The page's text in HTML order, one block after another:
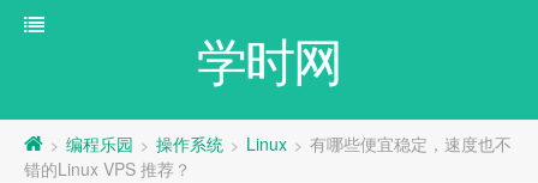
学时网
> 编程乐园 > 操作系统 > Linux > 有哪些便宜稳定，速度也不
错的Linux VPS 推荐？